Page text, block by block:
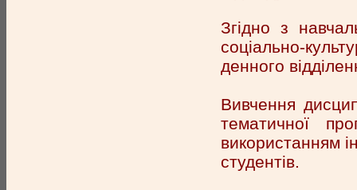
Згідно з
соціально-
денного
Вивчення
тематичної
використанням
студентів.